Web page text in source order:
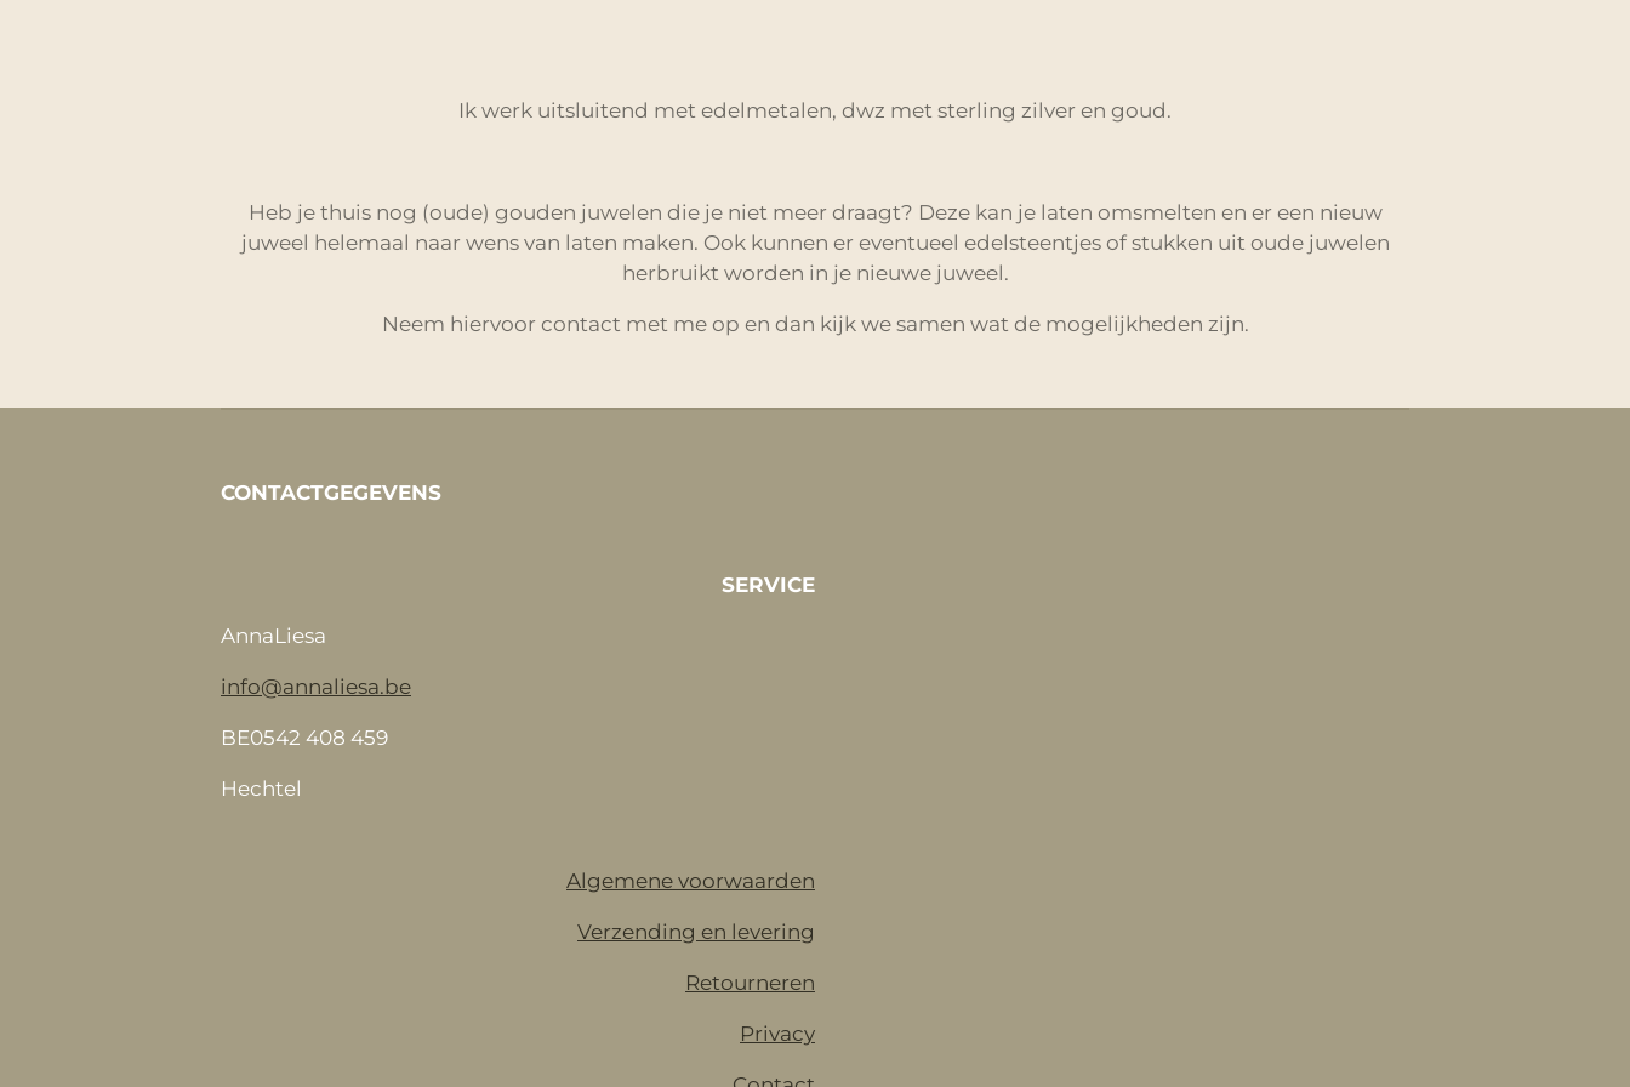
Ik werk uitsluitend met edelmetalen, dwz met sterling zilver en goud.
Heb je thuis nog (oude) gouden juwelen die je niet meer draagt? Deze kan je laten omsmelten en er een nieuw
juweel helemaal naar wens van laten maken. Ook kunnen er eventueel edelsteentjes of stukken uit oude juwelen
herbruikt worden in je nieuwe juweel.
Neem hiervoor contact met me op en dan kijk we samen wat de mogelijkheden zijn.
CONTACTGEGEVENS
SERVICE
AnnaLiesa
info@annaliesa.be
BE0542 408 459
Hechtel
Algemene voorwaarden
Verzending en levering
Retourneren
Privacy